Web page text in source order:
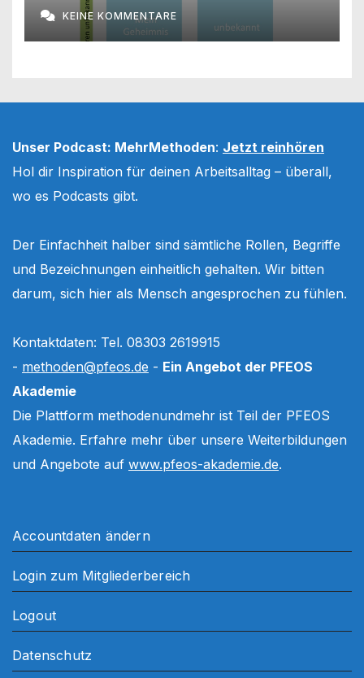
KEINE KOMMENTARE
Unser Podcast: MehrMethoden: Jetzt reinhören
Hol dir Inspiration für deinen Arbeitsalltag – überall,
wo es Podcasts gibt.
Der Einfachheit halber sind sämtliche Rollen, Begriffe
und Bezeichnungen einheitlich gehalten. Wir bitten
darum, sich hier als Mensch angesprochen zu fühlen.
Kontaktdaten: Tel. 08303 2619915
- methoden@pfeos.de - Ein Angebot der PFEOS
Akademie
Die Plattform methodenundmehr ist Teil der PFEOS
Akademie. Erfahre mehr über unsere Weiterbildungen
und Angebote auf www.pfeos-akademie.de.
Accountdaten ändern
Login zum Mitgliederbereich
Logout
Datenschutz